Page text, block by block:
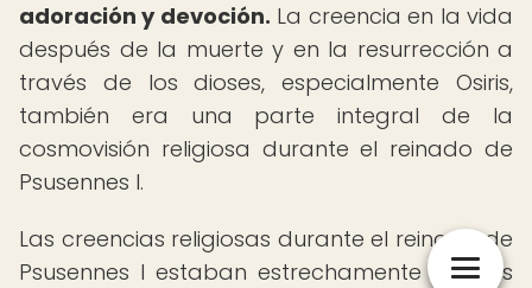
adoración y devoción. La creencia en la vida
después de la muerte y en la resurrección a
través de los dioses, especialmente Osiris,
también era una parte integral de la
cosmovisión religiosa durante el reinado de
Psusennes I.
Las creencias religiosas durante el reinado de
Psusennes I estaban estrechamente ligadas